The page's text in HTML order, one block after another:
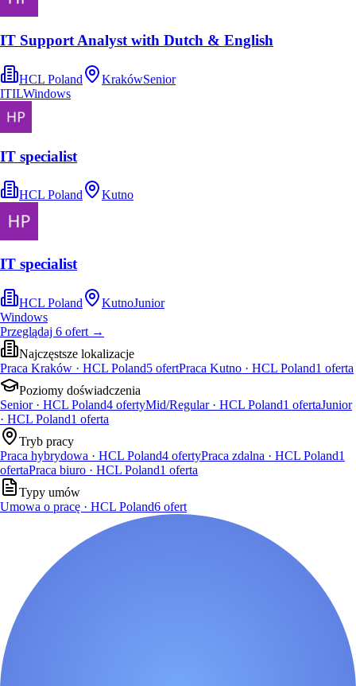
IT Support Analyst with Dutch & English
HCL Poland KrakówSenior
ITILWindows
IT specialist
HCL Poland Kutno
IT specialist
HCL Poland KutnoJunior
Windows
Przeglądaj 6 ofert →
Najczęstsze lokalizacje
Praca Kraków · HCL Poland5 ofertPraca Kutno · HCL Poland1 oferta
Poziomy doświadczenia
Senior · HCL Poland4 ofertyMid/Regular · HCL Poland1 ofertaJunior
· HCL Poland1 oferta
Tryb pracy
Praca hybrydowa · HCL Poland4 ofertyPraca zdalna · HCL Poland1
ofertaPraca biuro · HCL Poland1 oferta
Typy umów
Umowa o pracę · HCL Poland6 ofert